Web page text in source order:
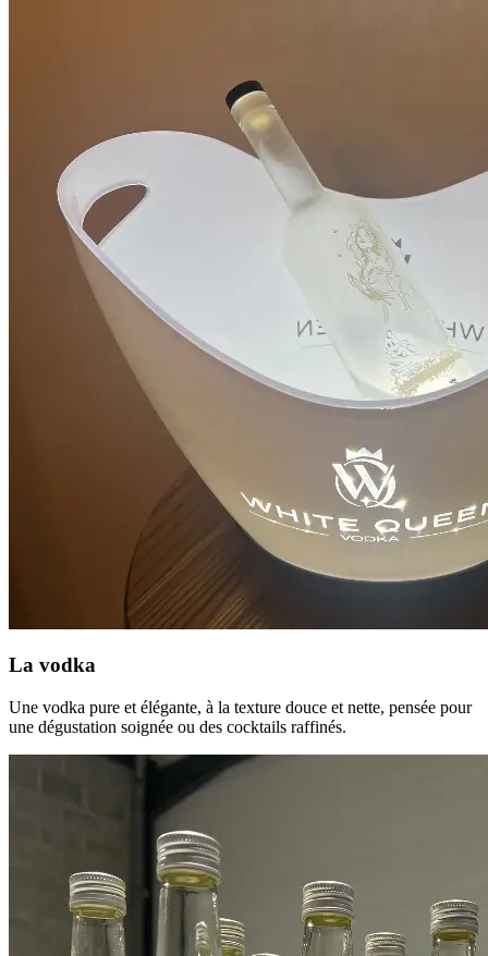
La vodka
Une vodka pure et élégante, à la texture douce et nette, pensée pour
une dégustation soignée ou des cocktails raffinés.